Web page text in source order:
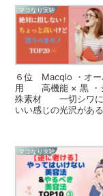
マコなり実験
６位 Macqlo ・オー
用 高機能 × 黒 ・
殊素材 一切シワ
いい感じの光沢があ
マコなり実験